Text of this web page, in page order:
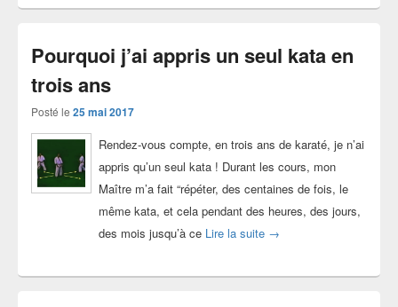
Pourquoi j’ai appris un seul kata en
trois ans
Posté le 25 mai 2017
Rendez-vous compte, en trois ans de karaté, je n’ai
appris qu’un seul kata ! Durant les cours, mon
Maître m’a fait “répéter, des centaines de fois, le
même kata, et cela pendant des heures, des jours,
des mois jusqu’à ce Lire la suite Pourquoi j’ai appris un
→